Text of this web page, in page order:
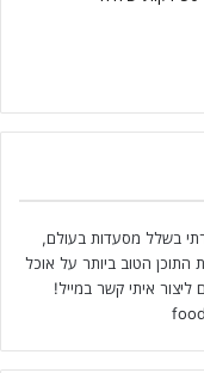
בשלל מסעדות בעולם,
הטוב ביותר על אוכל
איתי קשר במייל!